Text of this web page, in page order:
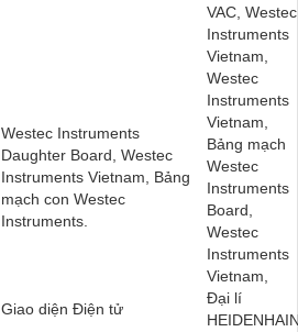
VAC, Westec
Instruments
Vietnam,
Westec Instruments
Daughter Board, Westec
Instruments Vietnam, Bảng
mạch con Westec
Instruments.
Westec
Instruments
Vietnam,
Bảng mạch
Westec
Instruments
Board,
Westec
Instruments
Vietnam,
Giao diện Điện tử
Đại lí